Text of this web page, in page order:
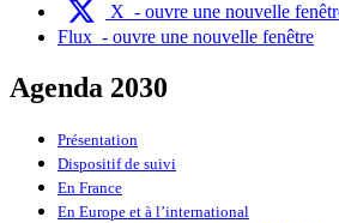
X - ouvre une nouvelle
Flux - ouvre une nouvelle fenêtre
Agenda 2030
Présentation
Dispositif de suivi
En France
En Europe et à l’international